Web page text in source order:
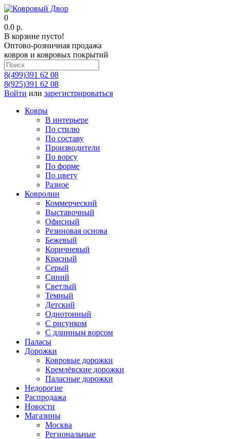
0
0.0 р.
В корзине пусто!
Оптово-розничная продажа
ковров и ковровых покрытий
8(499)391 62 08
8(925)391 62 08
Войти или зарегистрироваться
Ковры
В интерьере
По стилю
По составу
Производители
По ворсу
По форме
По цвету
Разное
Ковролин
Коммерческий
Выставочный
Офисный
Резиновая основа
Бежевый
Коричневый
Красный
Серый
Синий
Светлый
Темный
Детский
Однотонный
С рисунком
С длинным ворсом
Паласы
Дорожки
Ковровые дорожки
Кремлёвские дорожки
Паласные дорожки
Недорогие
Распродажа
Новости
Магазины
Москва
Региональные